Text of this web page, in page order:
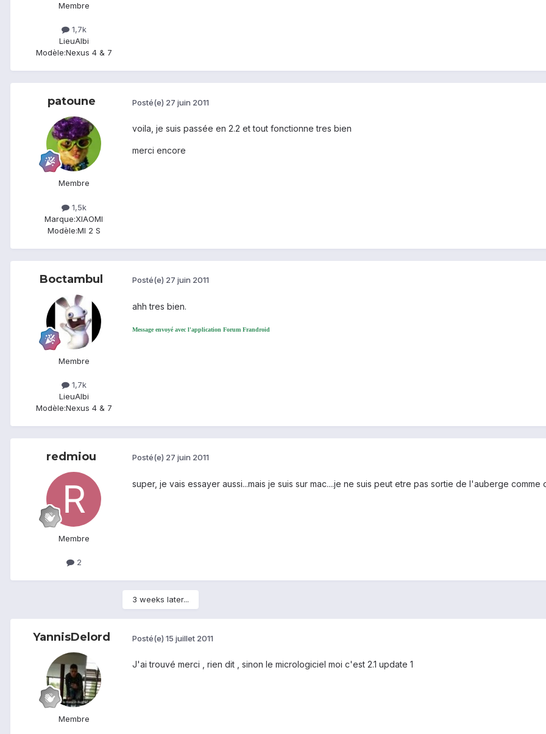
Membre
1,7k
LieuAlbi
Modèle:Nexus 4 & 7
patoune
Membre
1,5k
Marque:XIAOMI
Modèle:MI 2 S
Posté(e) 27 juin 2011
voila, je suis passée en 2.2 et tout fonctionne tres bien
merci encore
Boctambul
Membre
1,7k
LieuAlbi
Modèle:Nexus 4 & 7
Posté(e) 27 juin 2011
ahh tres bien.
Message envoyé avec l'application Forum Frandroid
redmiou
Membre
2
Posté(e) 27 juin 2011
super, je vais essayer aussi...mais je suis sur mac....je ne suis peut etre pas sortie de l'auberge comme
3 weeks later...
YannisDelord
Membre
Posté(e) 15 juillet 2011
J'ai trouvé merci , rien dit , sinon le micrologiciel moi c'est 2.1 update 1